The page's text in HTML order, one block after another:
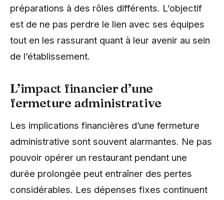
préparations à des rôles différents. L’objectif
est de ne pas perdre le lien avec ses équipes
tout en les rassurant quant à leur avenir au sein
de l’établissement.
L’impact financier d’une
fermeture administrative
Les implications financières d’une fermeture
administrative sont souvent alarmantes. Ne pas
pouvoir opérer un restaurant pendant une
durée prolongée peut entraîner des pertes
considérables. Les dépenses fixes continuent